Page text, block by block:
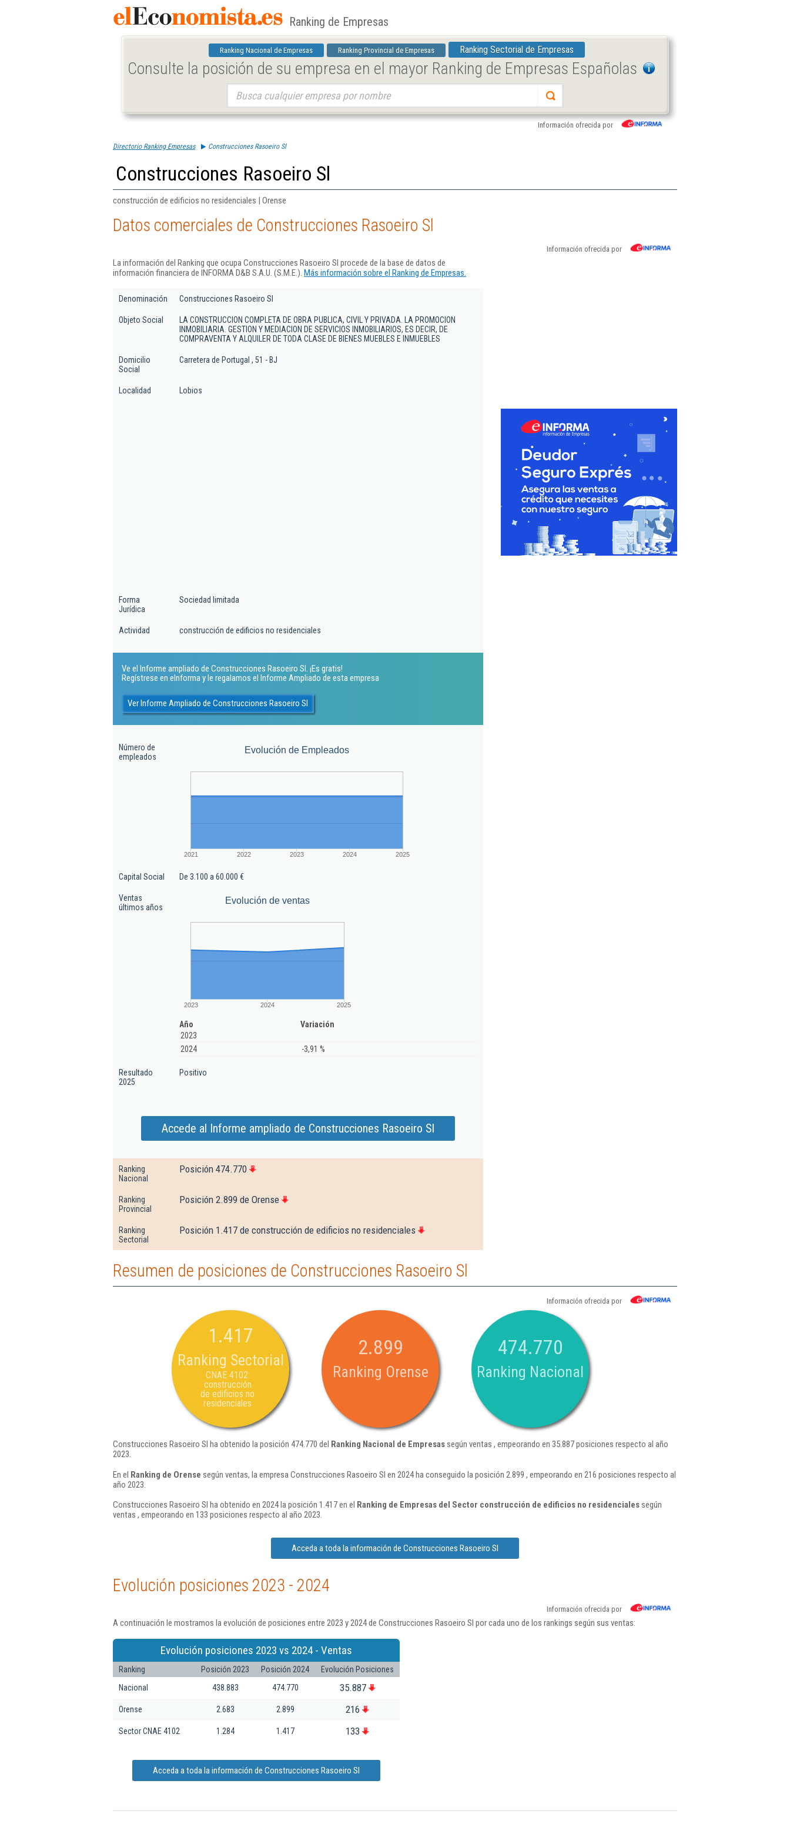
Ranking de Empresas
Ranking Nacional de Empresas Ranking Provincial de Empresas Ranking Sectorial de Empresas
Consulte la posición de su empresa en el mayor Ranking de Empresas Españolas
Información ofrecida por
Directorio Ranking Empresas Construcciones Rasoeiro Sl
Construcciones Rasoeiro Sl
construcción de edificios no residenciales | Orense
Datos comerciales de Construcciones Rasoeiro Sl
Información ofrecida por
La información del Ranking que ocupa Construcciones Rasoeiro Sl procede de la base de datos de
información financiera de INFORMA D&B S.A.U. (S.M.E.). Más información sobre el Ranking de Empresas.
Denominación Construcciones Rasoeiro Sl
Objeto Social
LA CONSTRUCCION COMPLETA DE OBRA PUBLICA, CIVIL Y PRIVADA. LA PROMOCION
INMOBILIARIA. GESTION Y MEDIACION DE SERVICIOS INMOBILIARIOS, ES DECIR, DE
COMPRAVENTA Y ALQUILER DE TODA CLASE DE BIENES MUEBLES E INMUEBLES
Domicilio
Social
Carretera de Portugal , 51 - BJ
Localidad Lobios
Forma
Jurídica
Sociedad limitada
Actividad construcción de edificios no residenciales
Ve el Informe ampliado de Construcciones Rasoeiro Sl. ¡Es gratis!
Regístrese en eInforma y le regalamos el Informe Ampliado de esta empresa
Ver Informe Ampliado de Construcciones Rasoeiro Sl
Número de
empleados
Evolución de Empleados
2021 2022 2023 2024 2025
Capital Social De 3.100 a 60.000 €
Ventas
últimos años
Evolución de ventas
2023 2024 2025
Año
Variación
2023
2024
-3,91 %
Resultado
2025
Positivo
Accede al Informe ampliado de Construcciones Rasoeiro Sl
Ranking
Nacional
Posición 474.770
Ranking
Provincial
Posición 2.899 de Orense
Ranking
Sectorial
Posición 1.417 de construcción de edificios no residenciales
Resumen de posiciones de Construcciones Rasoeiro Sl
Información ofrecida por
1.417
Ranking Sectorial
CNAE 4102:
construcción
de edificios no
residenciales
2.899
Ranking Orense
474.770
Ranking Nacional
Construcciones Rasoeiro Sl ha obtenido la posición 474.770 del Ranking Nacional de Empresassegún ventas , empeorando en 35.887 posiciones respecto al año
2023.
En el Ranking de Orense según ventas, la empresa Construcciones Rasoeiro Sl en 2024 ha conseguido la posición 2.899 , empeorando en 216 posiciones respecto al
año 2023.
Construcciones Rasoeiro Sl ha obtenido en 2024 la posición 1.417 en el Ranking de Empresas del Sector construcción de edificios no residencialessegún
ventas , empeorando en 133 posiciones respecto al año 2023.
Acceda a toda la información de Construcciones Rasoeiro Sl
Evolución posiciones 2023 - 2024
Información ofrecida por
A continuación le mostramos la evolución de posiciones entre 2023 y 2024 de Construcciones Rasoeiro Sl por cada uno de los rankings según sus ventas:
Evolución posiciones 2023 vs 2024 - Ventas
Ranking Posición 2023 Posición 2024
Evolución Posiciones
Nacional
438.883 474.770 35.887
Orense 2.683 2.899 216
Sector CNAE 4102 1.284 1.417 133
Acceda a toda la información de Construcciones Rasoeiro Sl